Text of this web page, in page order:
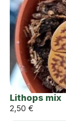
Lithops mix
2,50 €